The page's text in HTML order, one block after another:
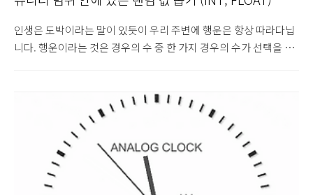
인생은 도박이라는 말이 있듯이 우리 주변에 행운은 항상 따라다닙
니다. 행운이라는 것은 경우의 수 중 한 가지 경우의 수가 선택을 했
의 수에서 한 가지를 선택해서 결과를 보는 것이라고 볼 수 있습니
다. 우리가 많이 하는 복불복 게임이나 사다리 타기 게임, 등 다양한
게임들이 모두 운에 따라 결정되는 게임입니다. 게임 안에서 행운의
상자를 열거나 강화를 하거나 하는 것들 모두 운과 관련된 요소를 포
함하고 있습니다. 현재 세상에서는 우리가 운을 조절할 수 없지만
프로그램 상에서는 우리가 운을 마음대로 조작할 수 있습니다. 이런